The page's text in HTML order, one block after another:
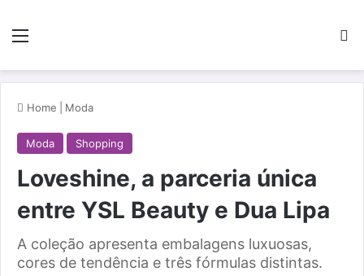
Menu
Home Moda
Moda Shopping
Loveshine, a parceria única
entre YSL Beauty e Dua Lipa
A coleção apresenta embalagens luxuosas,
cores de tendência e três fórmulas distintas.